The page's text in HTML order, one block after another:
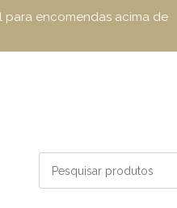
para encomendas acima de